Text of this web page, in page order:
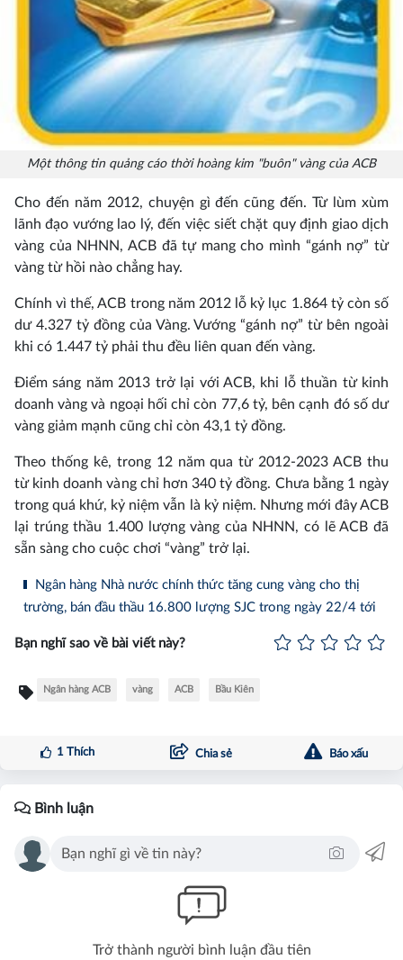
Một thông tin quảng cáo thời hoàng kim "buôn" vàng của ACB
Cho đến năm 2012, chuyện gì đến cũng đến. Từ lùm xùm
lãnh đạo vướng lao lý, đến việc siết chặt quy định giao dịch
vàng của NHNN, ACB đã tự mang cho mình “gánh nợ” từ
vàng từ hồi nào chẳng hay.
Chính vì thế, ACB trong năm 2012 lỗ kỷ lục 1.864 tỷ còn số
dư 4.327 tỷ đồng của Vàng. Vướng “gánh nợ” từ bên ngoài
khi có 1.447 tỷ phải thu đều liên quan đến vàng.
Điểm sáng năm 2013 trở lại với ACB, khi lỗ thuần từ kinh
doanh vàng và ngoại hối chỉ còn 77,6 tỷ, bên cạnh đó số dư
vàng giảm mạnh cũng chỉ còn 43,1 tỷ đồng.
Theo thống kê, trong 12 năm qua từ 2012-2023 ACB thu
từ kinh doanh vàng chỉ hơn 340 tỷ đồng. Chưa bằng 1 ngày
trong quá khứ, kỷ niệm vẫn là kỷ niệm. Nhưng mới đây ACB
lại trúng thầu 1.400 lượng vàng của NHNN, có lẽ ACB đã
sẵn sàng cho cuộc chơi “vàng” trở lại.
Ngân hàng Nhà nước chính thức tăng cung vàng cho thị
trường, bán đầu thầu 16.800 lượng SJC trong ngày 22/4 tới
Bạn nghĩ sao về bài viết này?
Ngân hàng ACB vàng ACB Bầu Kiên
1Thích Chia sẻ Báo xấu
Bình luận
Trở thành người bình luận đầu tiên